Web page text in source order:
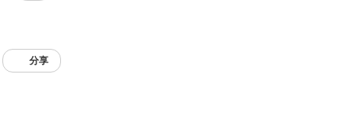
分享